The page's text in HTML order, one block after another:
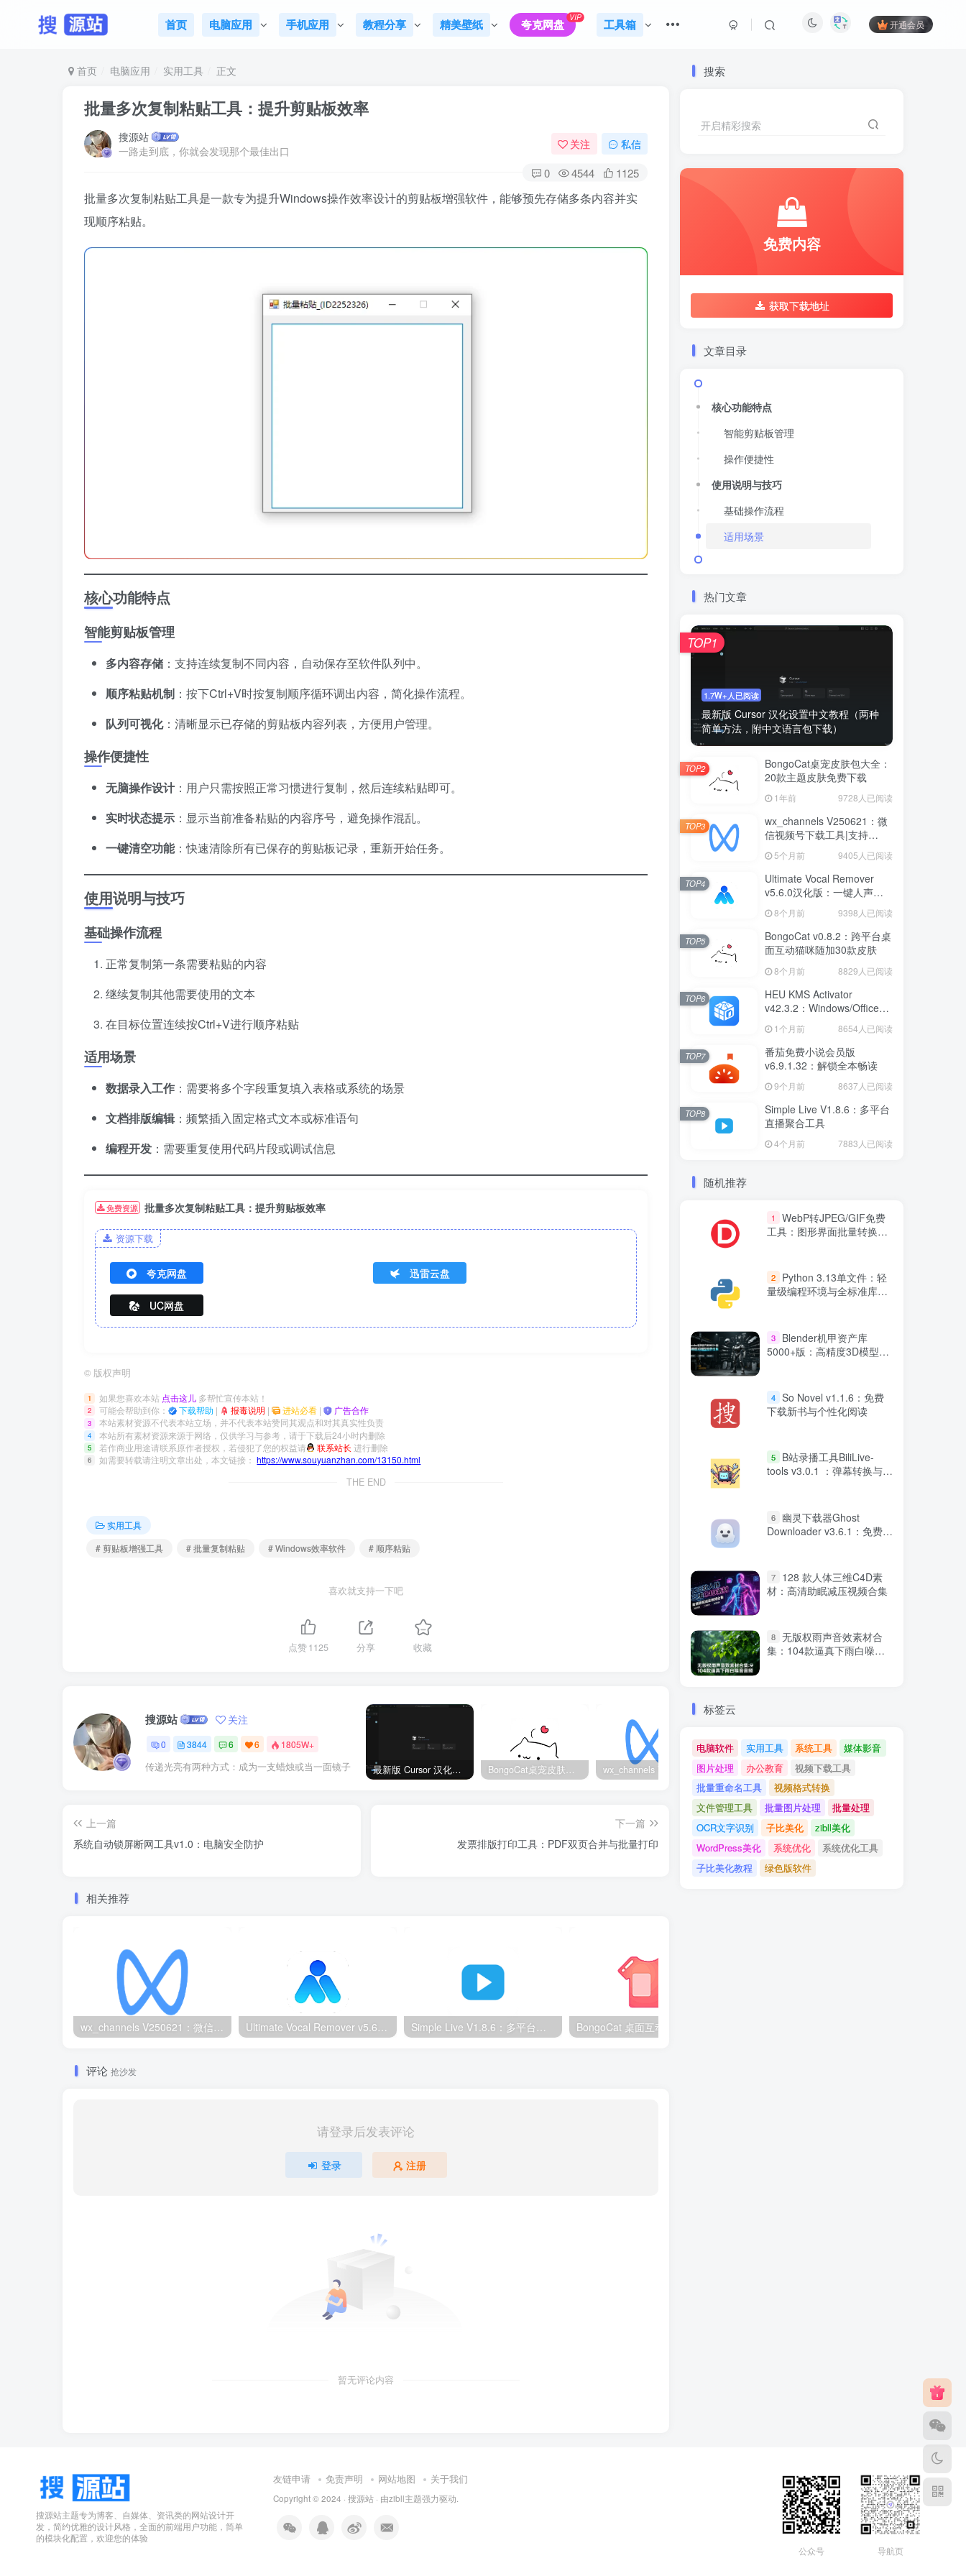
首页 电脑应用 手机应用 教程分享 精美壁纸 夸克网盘 VIP 工具箱 开通会员
首页 电脑应用 实用工具 正文
批量多次复制粘贴工具：提升剪贴板效率
搜源站
一路走到底，你就会发现那个最佳出口
关注 私信
0 4544 1125
批量多次复制粘贴工具是一款专为提升Windows操作效率设计的剪贴板增强软件，能够预先存储多条内容并实
现顺序粘贴。
核心功能特点
智能剪贴板管理
多内容存储 ：支持连续复制不同内容，自动保存至软件队列中。
顺序粘贴机制 ：按下Ctrl+V时按复制顺序循环调出内容，简化操作流程。
队列可视化：清晰显示已存储的剪贴板内容列表，方便用户管理。
操作便捷性
无脑操作设计：用户只需按照正常习惯进行复制，然后连续粘贴即可。
实时状态提示 ：显示当前准备粘贴的内容序号，避免操作混乱。
一键清空功能：快速清除所有已保存的剪贴板记录，重新开始任务。
使用说明与技巧
基础操作流程
正常复制第一条需要粘贴的内容
继续复制其他需要使用的文本
在目标位置连续按Ctrl+V进行顺序粘贴
适用场景
数据录入工作 ：需要将多个字段重复填入表格或系统的场景
文档排版编辑：频繁插入固定格式文本或标准语句
编程开发 ：需要重复使用代码片段或调试信息
免费资源 批量多次复制粘贴工具：提升剪贴板效率
资源下载
夸克网盘 迅雷云盘
UC网盘
© 版权声明
1 如果您喜欢本站 点击这儿 多帮忙宣传本站！
2 可能会帮助到你： 下载帮助 | 报毒说明 | 进站必看 | 广告合作
3 本站素材资源不代表本站立场，并不代表本站赞同其观点和对其真实性负责
4 本站所有素材资源来源于网络，仅供学习与参考，请于下载后24小时内删除
5 若作商业用途请联系原作者授权，若侵犯了您的权益请 联系站长 进行删除
6 如需要转载请注明文章出处，本文链接：https://www.souyuanzhan.com/13150.html
THE END
实用工具
# 剪贴板增强工具
# 批量复制粘贴 # Windows效率软件 # 顺序粘贴
喜欢就支持一下吧
点赞1125 分享 收藏
搜源站 关注
0 3844 6 6 1805W+
传递光亮有两种方式：成为一支蜡烛或当一面镜子 最新版 Cursor 汉化设置中文教程（两种简单方法，附中文语言包下载） BongoCat桌宠皮肤包大全：20款主题皮肤免费下载 Ultimate Vocal Remover v5.6.0汉化版：一键人声分离工具
上一篇
系统自动锁屏断网工具v1.0：电脑安全防护
下一篇
发票排版打印工具：PDF双页合并与批量打印
相关推荐
wx_channels V250621：微信视频号下载工具|支持Win/macOS Ultimate Vocal Remover v5.6.0汉化版：一键人声分离工具 Simple Live V1.8.6：多平台直播聚合工具
评论 抢沙发
请登录后发表评论
登录 注册
暂无评论内容
搜索
开启精彩搜索
免费内容
获取下载地址
文章目录
核心功能特点
智能剪贴板管理
操作便捷性
使用说明与技巧
基础操作流程
适用场景
热门文章
1.7W+人已阅读
最新版 Cursor 汉化设置中文教程（两种
简单方法，附中文语言包下载）
TOP1
BongoCat桌宠皮肤包大全：
20款主题皮肤免费下载
1年前 9728人已阅读
TOP2
wx_channels V250621：微
信视频号下载工具|支持
Win/macOS
5个月前 9405人已阅读
TOP3
Ultimate Vocal Remover
v5.6.0汉化版：一键人声分
离工具
8个月前 9398人已阅读
TOP4
BongoCat v0.8.2：跨平台桌
面互动猫咪随加30款皮肤
8个月前 8829人已阅读
TOP5
HEU KMS Activator
v42.3.2：Windows/Office智
1个月前 8654人已阅读
TOP6
番茄免费小说会员版
v6.9.1.32：解锁全本畅读
9个月前 8637人已阅读
TOP7
Simple Live V1.8.6：多平台
直播聚合工具
4个月前 7883人已阅读
TOP8
随机推荐
1
WebP转JPEG/GIF免费
工具：图形界面批量转换神
2
Python 3.13单文件：轻
量级编程环境与全标准库集
3
Blender机甲资产库
5000+版：高精度3D模型组
4 So Novel v1.1.6：免费
下载新书与个性化阅读
5
B站录播工具BiliLive-
tools v3.0.1 ：弹幕转换与视
6
幽灵下载器Ghost
Downloader v3.6.1：免费高
7
128 款人体三维C4D素
材：高清助眠减压视频合集
8 无版权雨声音效素材合
集：104款逼真下雨白噪音
标签云
电脑软件 实用工具 系统工具
媒体影音
图片处理
办公教育
视频下载工具
批量重命名工具
视频格式转换
文件管理工具
批量图片处理
批量处理
OCR文字识别
子比美化
zibll美化
WordPress美化
系统优化
系统优化工具
子比美化教程
绿色版软件
搜源站主题专为博客、自媒体、资讯类的网站设计开
发，简约优雅的设计风格，全面的前端用户功能，简单
的模块化配置，欢迎您的体验
友链申请 免责声明 网站地图 关于我们
Copyright © 2024 · 搜源站 · 由zibll主题强力驱动.
公众号 导航页